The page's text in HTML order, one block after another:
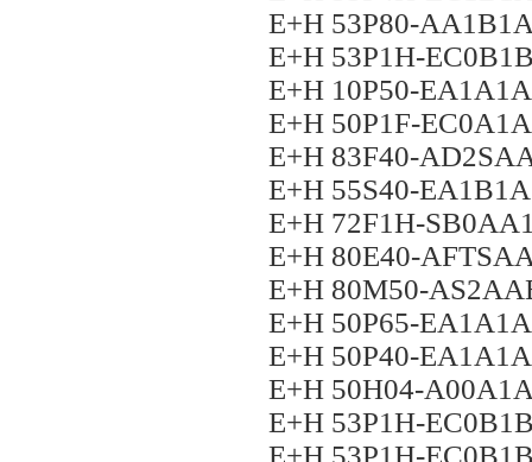
E+H 53P80-
E+H 53P1H-
E+H 10P50-
E+H 50P1F-
E+H 83F40-
E+H 55S40-
E+H 72F1H-
E+H 80E40-
E+H 80M50-
E+H 50P65-
E+H 50P40-
E+H 50H04-
E+H 53P1H-
E+H 53P1H-